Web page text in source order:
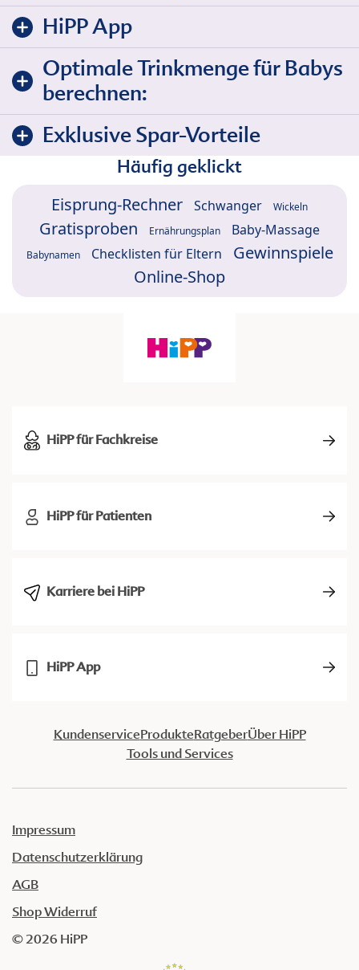
HiPP App
Optimale Trinkmenge für Babys
berechnen:
Exklusive Spar-Vorteile
Häufig geklickt
Eisprung-Rechner Schwanger Wickeln
Gratisproben Ernährungsplan Baby-Massage
Babynamen Checklisten für Eltern
Gewinnspiele
Online-Shop
HiPP für Fachkreise
HiPP für Patienten
Karriere bei HiPP
HiPP App
KundenserviceProdukteRatgeberÜber HiPP
Tools und Services
Impressum
Datenschutzerklärung
AGB
Shop Widerruf
© 2026 HiPP